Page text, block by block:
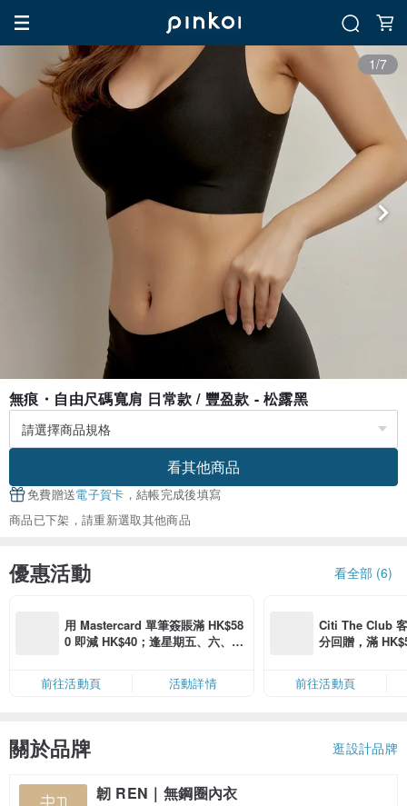
1/7
無痕・自由尺碼寬肩 日常款 / 豐盈款 - 松露黑
看其他商品
免費贈送電子賀卡 ，結帳完成後填寫
商品已下架，請重新選取其他商品
優惠活動 看全部 (6)
用 Mastercard 單筆簽賬滿 HK$58
0 即減 HK$40；逢星期五、六、日
限，額滿即止，僅限「常用信用
卡」結帳）
前往活動頁 活動詳情
Citi The Club
分回贈，滿
前往活動頁
關於品牌 逛設計品牌
韌 REN｜無鋼圈內衣